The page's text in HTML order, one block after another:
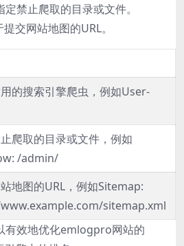
禁止爬取的目录或文件。
交网站地图的URL。
的搜索引擎爬虫，例如User-
爬取的目录或文件，例如
/admin/
地图的URL，例如Sitemap:
sitemap.xml
有效地优化emlogpro网站的